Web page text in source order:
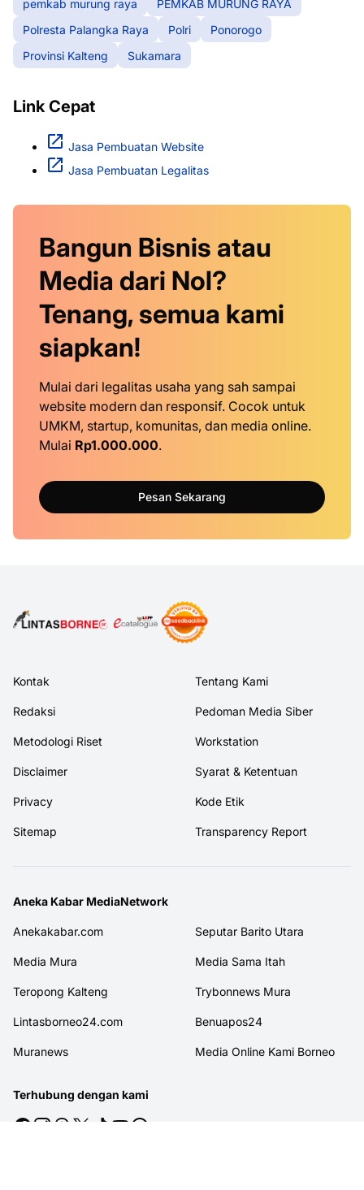
pemkab murung raya
PEMKAB MURUNG RAYA
Polresta Palangka Raya
Polri
Ponorogo
Provinsi Kalteng
Sukamara
Link Cepat
Jasa Pembuatan Website
Jasa Pembuatan Legalitas
Bangun Bisnis atau
Media dari Nol?
Tenang, semua kami
siapkan!
Mulai dari legalitas usaha yang sah sampai
website modern dan responsif. Cocok untuk
UMKM, startup, komunitas, dan media online.
Mulai Rp1.000.000.
Pesan Sekarang
Kontak Tentang Kami
Redaksi Pedoman Media Siber
Metodologi Riset Workstation
Disclaimer Syarat & Ketentuan
Privacy Kode Etik
Sitemap Transparency Report
Aneka Kabar MediaNetwork
Anekakabar.com Seputar Barito Utara
Media Mura Media Sama Itah
Teropong Kalteng Trybonnews Mura
Lintasborneo24.com Benuapos24
Muranews Media Online Kami Borneo
Terhubung dengan kami